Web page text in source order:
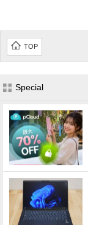
TOP
Special